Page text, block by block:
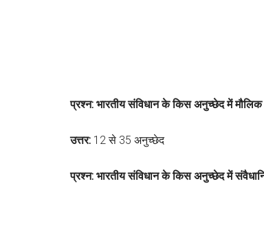
प्रश्न: भारतीय संविधान के किस अनुच्छेद में मौलिक
उत्तर: 12 से 35 अनुच्छेद
प्रश्न: भारतीय संविधान के किस अनुच्छेद में